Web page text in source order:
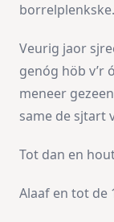
borrelplenkske.
Veurig jaor
genóg höb v’r
meneer
same de sjtart
Tot dan en
Alaaf en tot de